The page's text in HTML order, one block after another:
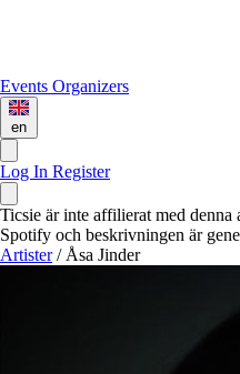
Events Organizers
en
Log In Register
Ticsie är inte affilierat med
Spotify och beskrivningen är
Artister / Åsa Jinder